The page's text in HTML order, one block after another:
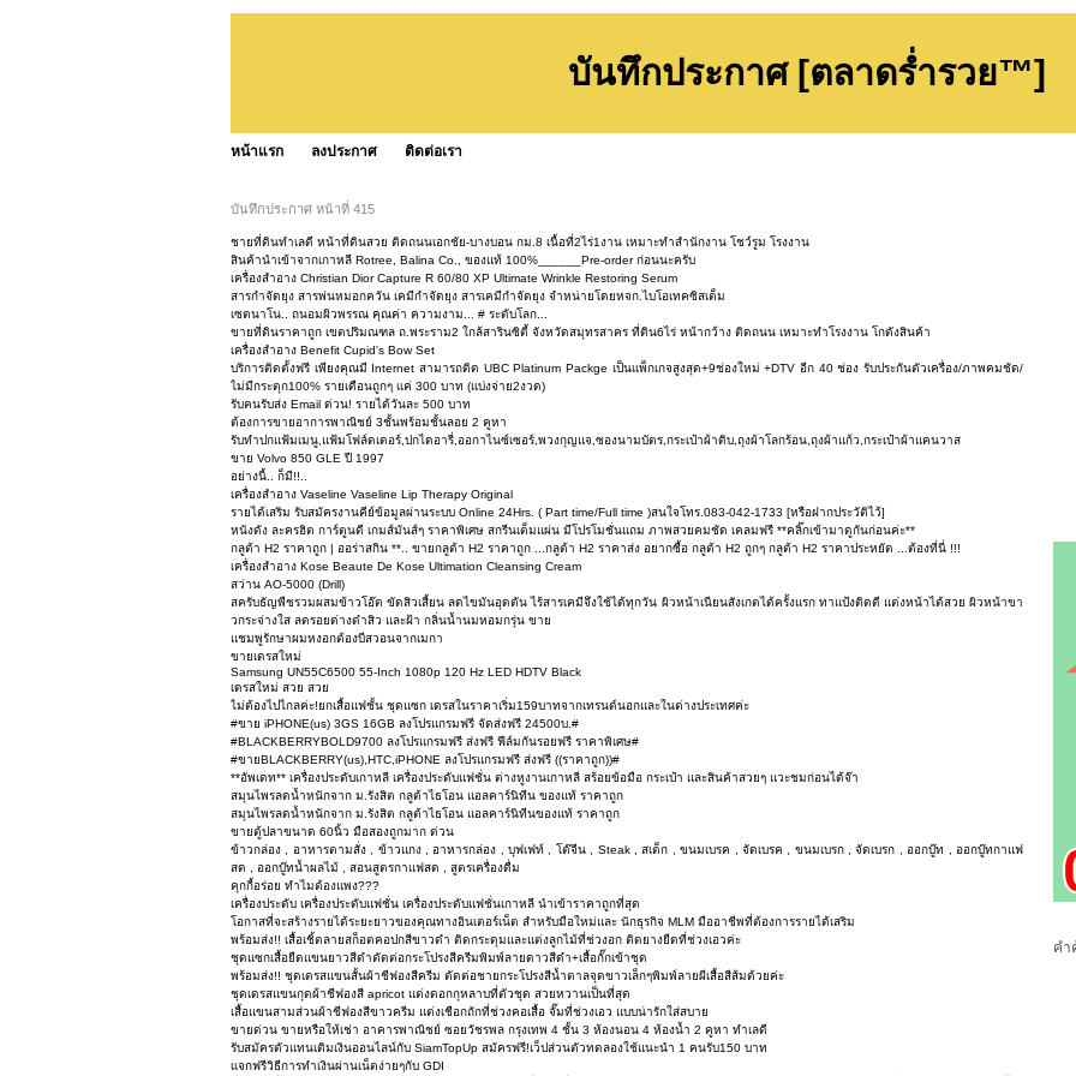
บันทึกประกาศ [ตลาดร่ำรวย™]
หน้าแรก ลงประกาศ ติดต่อเรา
บันทึกประกาศ หน้าที่ 415
ชายที่ดินทำเลดี หน้าที่ดินสวย ติดถนนเอกชัย-บางบอน กม.8 เนื้อที่2ไร่1งาน เหมาะทำสำนักงาน โชว์รูม โรงงาน
สินค้านำเข้าจากเกาหลี Rotree, Balina Co., ของแท้ 100%______Pre-order ก่อนนะครับ
เครื่องสำอาง Christian Dior Capture R 60/80 XP Ultimate Wrinkle Restoring Serum
สารกำจัดยุง สารพ่นหมอกควัน เคมีกำจัดยุง สารเคมีกำจัดยุง จำหน่ายโดยหจก.ไบโอเทคซิสเต็ม
เซตนาโน.. ถนอมผิวพรรณ คุณค่า ความงาม... # ระดับโลก...
ขายที่ดินราคาถูก เขตปริมณฑล ถ.พระราม2 ใกล้สารินซิตี้ จังหวัดสมุทรสาคร ที่ดิน6ไร่ หน้ากว้าง ติดถนน เหมาะทำโรงงาน โกดังสินค้า
เครื่องสำอาง Benefit Cupid's Bow Set
บริการติดตั้งฟรี เพียงคุณมี Internet สามารถติด UBC Platinum Packge เป็นเเพ็กเกจสูงสุด+9ช่องใหม่ +DTV อีก 40 ช่อง รับประกันตัวเครื่อง/ภาพคมชัด/
ไม่มีกระตุก100% รายเดือนถูกๆ เเค่ 300 บาท (เเบ่งจ่าย2งวด)
รับคนรับส่ง Email ด่วน! รายได้วันละ 500 บาท
ต้องการขายอาการพาณิชย์ 3ชั้นพร้อมชั้นลอย 2 คูหา
รับทำปกแฟ้มเมนู,แฟ้มโฟล์ดเดอร์,ปกไดอารี่,ออกาไนซ์เซอร์,พวงกุญแจ,ซองนามบัตร,กระเป๋าผ้าดิบ,ถุงผ้าโลกร้อน,ถุงผ้าแก้ว,กระเป๋าผ้าแคนวาส
ขาย Volvo 850 GLE ปี 1997
อย่างนี้.. ก็มี!!..
เครื่องสำอาง Vaseline Vaseline Lip Therapy Original
รายได้เสริม รับสมัครงานคีย์ข้อมูลผ่านระบบ Online 24Hrs. ( Part time/Full time )สนใจโทร.083-042-1733 [หรือฝากประวัติไว้]
หนังดัง ละครฮิต การ์ตูนดี เกมส์มันส์ๆ ราคาพิเศษ สกรีนเต็มแผ่น มีโปรโมชั่นแถม ภาพสวยคมชัด เคลมฟรี **คลิ๊กเข้ามาดูกันก่อนค่ะ**
กลูต้า H2 ราคาถูก | ออร่าสกิน **.. ขายกลูต้า H2 ราคาถูก ...กลูต้า H2 ราคาส่ง อยากซื้อ กลูต้า H2 ถูกๆ กลูต้า H2 ราคาประหยัด ...ต้องที่นี่ !!!
เครื่องสำอาง Kose Beaute De Kose Ultimation Cleansing Cream
สว่าน AO-5000 (Drill)
สครับธัญพืชรวมผสมข้าวโอ๊ต ขัดสิวเสี้ยน ลดไขมันอุดตัน ไร้สารเคมีจึงใช้ได้ทุกวัน ผิวหน้าเนียนสังเกตได้ครั้งแรก ทาแป้งติดดี แต่งหน้าได้สวย ผิวหน้าขา
วกระจ่างใส ลดรอยด่างดำสิว และฝ้า กลิ่นน้ำนมหอมกรุ่น ขาย
แชมพูรักษาผมหงอกต้องบีสวอนจากเมกา
ขายเดรสใหม่
Samsung UN55C6500 55-Inch 1080p 120 Hz LED HDTV Black
เดรสใหม่ สวย สวย
ไม่ต้องไปไกลค่ะ!ยกเสื้อแฟชั้น ชุดแซก เดรสในราคาเริ่ม159บาทจากเทรนด์นอกและในต่างประเทศค่ะ
#ขาย iPHONE(us) 3GS 16GB ลงโปรแกรมฟรี จัดส่งฟรี 24500บ.#
#BLACKBERRYBOLD9700 ลงโปรแกรมฟรี ส่งฟรี ฟีล์มกันรอยฟรี ราคาพิเศษ#
#ขายBLACKBERRY(us),HTC,iPHONE ลงโปรแกรมฟรี ส่งฟรี ((ราคาถูก))#
**อัพเดท** เครื่องประดับเกาหลี เครื่องประดับแฟชั่น ต่างหูงานเกาหลี สร้อยข้อมือ กระเป๋า และสินค้าสวยๆ แวะชมก่อนได้จ๊า
สมุนไพรลดน้ำหนักจาก ม.รังสิต กลูต้าไธโอน แอลคาร์นิทีน ของแท้ ราคาถูก
สมุนไพรลดน้ำหนักจาก ม.รังสิต กลูต้าไธโอน แอลคาร์นิทีนของแท้ ราคาถูก
ขายตู้ปลาขนาด 60นิ้ว มือสองถูกมาก ด่วน
ข้าวกล่อง , อาหารตามสั่ง , ข้าวแกง , อาหารกล่อง , บุฟเฟท์ , โต๊จีน , Steak , สเต็ก , ขนมเบรค , จัดเบรค , ขนมเบรก , จัดเบรก , ออกบู๊ท , ออกบู๊ทกาแฟ
สด , ออกบู๊ทน้ำผลไม้ , สอนสูตรกาแฟสด , สูตรเครื่องดื่ม
คุกกี้อร่อย ทำไมต้องแพง???
เครื่องประดับ เครื่องประดับแฟชั่น เครื่องประดับแฟชั่นเกาหลี นำเข้าราคาถูกที่สุด
โอกาสที่จะสร้างรายได้ระยะยาวของคุณทางอินเตอร์เน็ต สำหรับมือใหม่และ นักธุรกิจ MLM มืออาชีพที่ต้องการรายได้เสริม
พร้อมส่ง!! เสื้อเชิ้ตลายสก็อตคอปกสีขาวดำ ติดกระดุมและแต่งลูกไม้ที่ช่วงอก ติดยางยืดที่ช่วงเอวค่ะ
ชุดแซกเสื้อยืดแขนยาวสีดำตัดต่อกระโปรงสีครีมพิมพ์ลายดาวสีดำ+เสื้อกั๊กเข้าชุด
พร้อมส่ง!! ชุดเดรสแขนสั้นผ้าชีฟองสีครีม ตัดต่อชายกระโปรงสีน้ำตาลจุดขาวเล็กๆพิมพ์ลายผีเสื้อสีส้มด้วยค่ะ
ชุดเดรสแขนกุดผ้าชีฟองสี apricot แต่งดอกกุหลาบที่ตัวชุด สวยหวานเป็นที่สุด
เสื้อแขนสามส่วนผ้าชีฟองสีขาวครีม แต่งเชือกถักที่ช่วงคอเสื้อ จั๊มที่ช่วงเอว แบบน่ารักใส่สบาย
ขายด่วน ขายหรือให้เช่า อาคารพาณิชย์ ซอยวัชรพล กรุงเทพ 4 ชั้น 3 ห้องนอน 4 ห้องน้ำ 2 คูหา ทำเลดี
รับสมัครตัวแทนเติมเงินออนไลน์กับ SiamTopUp สมัครฟรี!เว็ปส่วนตัวทดลองใช้แนะนำ 1 คนรับ150 บาท
เเจกฟรีวิธีการทำเงินผ่านเน็ตง่ายๆกับ GDI
คำ